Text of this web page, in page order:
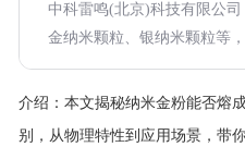
中科雷鸣(北京)科技有限公
金纳米颗粒、银纳米颗粒等
介绍： 本文揭秘纳米金粉能否熔
别，从物理特性到应用场景，带